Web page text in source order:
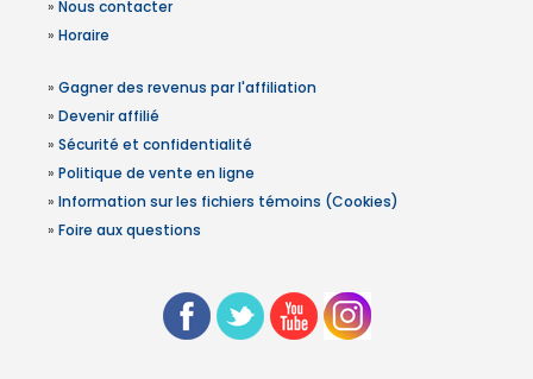
» Nous contacter
» Horaire
» Gagner des revenus par l'affiliation
» Devenir affilié
» Sécurité et confidentialité
» Politique de vente en ligne
» Information sur les fichiers témoins (Cookies)
» Foire aux questions